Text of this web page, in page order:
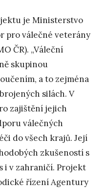
je Ministerstvo
pro válečné veterány
ČR). „Váleční
skupinou
a to zejména
silách. V
zajištění jejich
válečných
do všech krajů. Její
zkušeností s
i v zahraničí. Projekt
řízení Agentury